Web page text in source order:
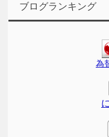
ブログランキング
為